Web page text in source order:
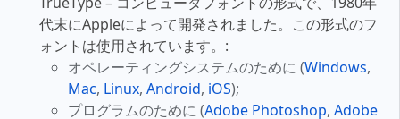
代末にAppleによって開発されました。この形式のフ
ォントは使用されています。:
オペレーティングシステムのために (Windows,
Mac, Linux, Android, iOS);
プログラムのために (Adobe Photoshop, Adobe